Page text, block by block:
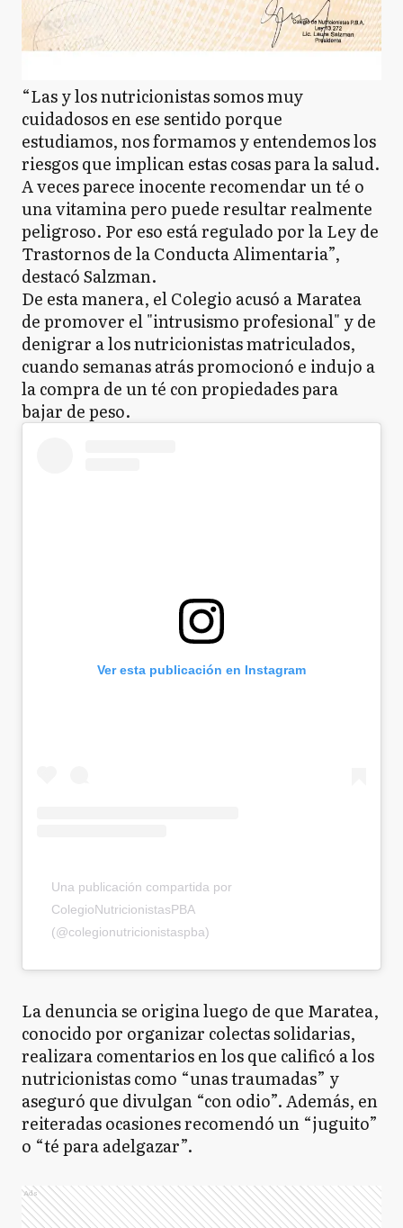
“Las y los nutricionistas somos muy
cuidadosos en ese sentido porque
estudiamos, nos formamos y entendemos los
riesgos que implican estas cosas para la salud.
A veces parece inocente recomendar un té o
una vitamina pero puede resultar realmente
peligroso. Por eso está regulado por la Ley de
Trastornos de la Conducta Alimentaria”,
destacó Salzman.
De esta manera, el Colegio acusó a Maratea
de promover el "intrusismo profesional" y de
denigrar a los nutricionistas matriculados,
cuando semanas atrás promocionó e indujo a
la compra de un té con propiedades para
bajar de peso.
Ver esta publicación en Instagram
Una publicación compartida por
ColegioNutricionistasPBA
(@colegionutricionistaspba)
La denuncia se origina luego de que Maratea,
conocido por organizar colectas solidarias,
realizara comentarios en los que calificó a los
nutricionistas como “unas traumadas” y
aseguró que divulgan “con odio”. Además, en
reiteradas ocasiones recomendó un “juguito”
o “té para adelgazar”.
Ads